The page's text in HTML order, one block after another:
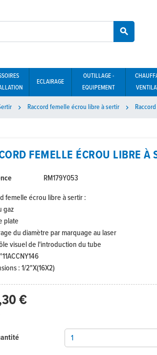

ECLAIRAGE
OUTILLAGE -
EQUIPEMENT
 Raccord femelle écrou libre à sertir 
FEMELLE ÉCROU LIBRE
RM179Y053
femelle écrou libre à sertir :
gaz
plate
du diamètre par marquage au laser
visuel de l'introduction du tube
: 1/2"X(16X2)
€